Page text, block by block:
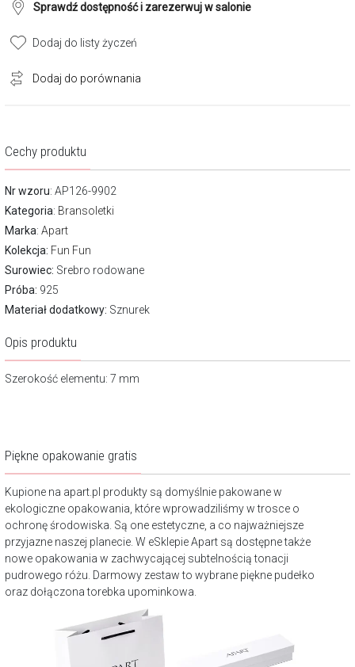
Sprawdź dostępność i zarezerwuj w salonie
Dodaj do listy życzeń
Dodaj do porównania
Cechy produktu
Nr wzoru: AP126-9902
Kategoria: Bransoletki
Marka: Apart
Kolekcja: Fun Fun
Surowiec: Srebro rodowane
Próba: 925
Materiał dodatkowy: Sznurek
Opis produktu
Szerokość elementu: 7 mm
Piękne opakowanie gratis
Kupione na apart.pl produkty są domyślnie pakowane w
ekologiczne opakowania, które wprowadziliśmy w trosce o
ochronę środowiska. Są one estetyczne, a co najważniejsze
przyjazne naszej planecie. W eSklepie Apart są dostępne także
nowe opakowania w zachwycającej subtelnością tonacji
pudrowego różu. Darmowy zestaw to wybrane piękne pudełko
oraz dołączona torebka upominkowa.